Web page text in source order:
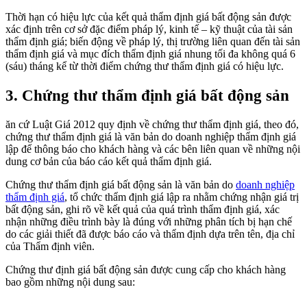
Thời hạn có hiệu lực của kết quả thẩm định giá bất động sản được
xác định trên cơ sở đặc điểm pháp lý, kinh tế – kỹ thuật của tài sản
thẩm định giá; biến động về pháp lý, thị trường liên quan đến tài sản
thẩm định giá và mục đích thẩm định giá nhung tối đa không quá 6
(sáu) tháng kể từ thời điểm chứng thư thẩm định giá có hiệu lực.
3. Chứng thư thẩm định giá bất động sản
ăn cứ Luật Giá 2012 quy định về chứng thư thẩm định giá, theo đó,
chứng thư thẩm định giá là văn bản do doanh nghiệp thẩm định giá
lập để thông báo cho khách hàng và các bên liên quan về những nội
dung cơ bản của báo cáo kết quả thẩm định giá.
Chứng thư thẩm định giá bất động sản là văn bản do doanh nghiệp
thẩm định giá, tổ chức thẩm định giá lập ra nhằm chứng nhận giá trị
bất động sản, ghi rõ về kết quả của quá trình thẩm định giá, xác
nhận những điều trình bày là đúng với những phân tích bị hạn chế
do các giải thiết đã được báo cáo và thẩm định dựa trên tên, địa chỉ
của Thẩm định viên.
Chứng thư định giá bất động sản được cung cấp cho khách hàng
bao gồm những nội dung sau: